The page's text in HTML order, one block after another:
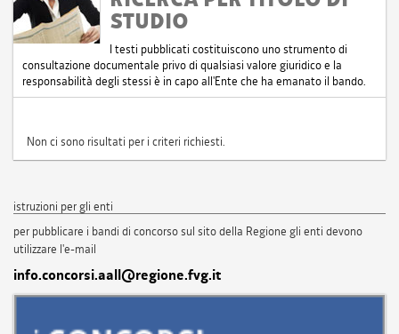
STUDIO
I testi pubblicati costituiscono uno strumento di
consultazione documentale privo di qualsiasi valore giuridico e la
responsabilità degli stessi è in capo all'Ente che ha emanato il bando.
Non ci sono risultati per i criteri richiesti.
istruzioni per gli enti
per pubblicare i bandi di concorso sul sito della Regione gli enti devono
utilizzare l'e-mail
info.concorsi.aall@regione.fvg.it